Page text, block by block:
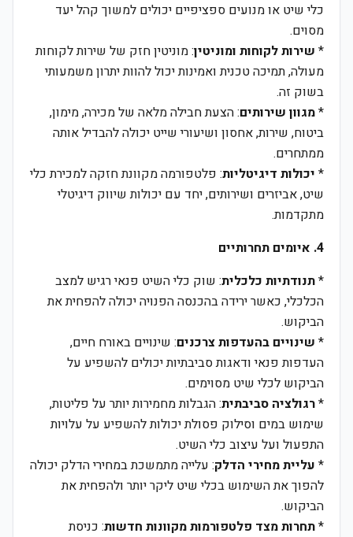
כלי שיט או מנועים ספציפיים יכולים למשוך קהל יעד
מסוים.
* שירות לקוחות ומוניטין: מוניטין חזק של שירות לקוחות
מעולה, תמיכה טכנית ואמינות יכול להוות יתרון משמעותי
בשוק זה.
*מגוון שירותים: הצעת חבילה מלאה של מכירה, מימון,
ביטוח, שירות, אחסון ושיעורי שייט יכולה להבדיל אותה
ממתחרים.
* יכולות דיגיטליות: פלטפורמה מקוונת חזקה למכירת כלי
שיט, אביזרים ושירותים, יחד עם יכולות שיווק דיגיטלי
מתקדמות.
4. איומים תחרותיים
*תנודתיות כלכלית: שוק כלי השיט פנאי רגיש למצב
הכלכלי, כאשר ירידה בהכנסה הפנויה יכולה להפחית את
הביקוש.
* שינויים בהעדפות צרכנים: שינויים באורח חיים,
העדפות פנאי ודאגות סביבתיות יכולים להשפיע על
הביקוש לכלי שיט מסוימים.
*רגולציה סביבתית: הגבלות מחמירות יותר על פליטות,
שימוש במים וסילוק פסולת יכולות להשפיע על עלויות
התפעול ועל עיצוב כלי השיט.
* עליית מחירי הדלק: עלייה מתמשכת במחירי הדלק יכולה
להפוך את השימוש בכלי שיט ליקר יותר ולהפחית את
הביקוש.
*תחרות מצד פלטפורמות מקוונות חדשות: כניסת